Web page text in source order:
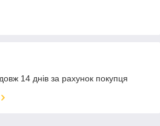
14 днів за рахунок покупця